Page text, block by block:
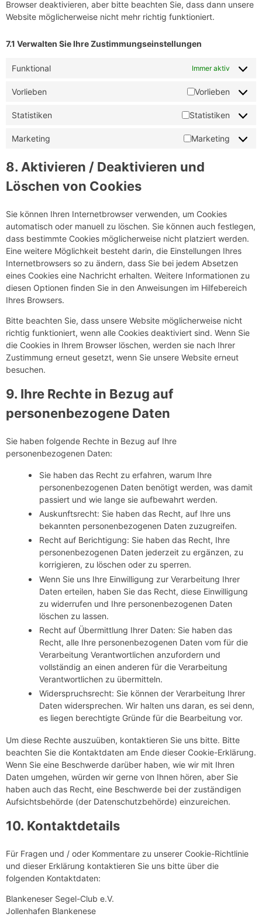
Browser deaktivieren, aber bitte beachten Sie, dass dann unsere
Website möglicherweise nicht mehr richtig funktioniert.
7.1 Verwalten Sie Ihre Zustimmungseinstellungen
Funktional Immer aktiv
Vorlieben Vorlieben
Statistiken Statistiken
Marketing Marketing
8. Aktivieren / Deaktivieren und
Löschen von Cookies
Sie können Ihren Internetbrowser verwenden, um Cookies
automatisch oder manuell zu löschen. Sie können auch festlegen,
dass bestimmte Cookies möglicherweise nicht platziert werden.
Eine weitere Möglichkeit besteht darin, die Einstellungen Ihres
Internetbrowsers so zu ändern, dass Sie bei jedem Absetzen
eines Cookies eine Nachricht erhalten. Weitere Informationen zu
diesen Optionen finden Sie in den Anweisungen im Hilfebereich
Ihres Browsers.
Bitte beachten Sie, dass unsere Website möglicherweise nicht
richtig funktioniert, wenn alle Cookies deaktiviert sind. Wenn Sie
die Cookies in Ihrem Browser löschen, werden sie nach Ihrer
Zustimmung erneut gesetzt, wenn Sie unsere Website erneut
besuchen.
9. Ihre Rechte in Bezug auf
personenbezogene Daten
Sie haben folgende Rechte in Bezug auf Ihre
personenbezogenen Daten:
Sie haben das Recht zu erfahren, warum Ihre
personenbezogenen Daten benötigt werden, was damit
passiert und wie lange sie aufbewahrt werden.
Auskunftsrecht: Sie haben das Recht, auf Ihre uns
bekannten personenbezogenen Daten zuzugreifen.
Recht auf Berichtigung: Sie haben das Recht, Ihre
personenbezogenen Daten jederzeit zu ergänzen, zu
korrigieren, zu löschen oder zu sperren.
Wenn Sie uns Ihre Einwilligung zur Verarbeitung Ihrer
Daten erteilen, haben Sie das Recht, diese Einwilligung
zu widerrufen und Ihre personenbezogenen Daten
löschen zu lassen.
Recht auf Übermittlung Ihrer Daten: Sie haben das
Recht, alle Ihre personenbezogenen Daten vom für die
Verarbeitung Verantwortlichen anzufordern und
vollständig an einen anderen für die Verarbeitung
Verantwortlichen zu übermitteln.
Widerspruchsrecht: Sie können der Verarbeitung Ihrer
Daten widersprechen. Wir halten uns daran, es sei denn,
es liegen berechtigte Gründe für die Bearbeitung vor.
Um diese Rechte auszuüben, kontaktieren Sie uns bitte. Bitte
beachten Sie die Kontaktdaten am Ende dieser Cookie-Erklärung.
Wenn Sie eine Beschwerde darüber haben, wie wir mit Ihren
Daten umgehen, würden wir gerne von Ihnen hören, aber Sie
haben auch das Recht, eine Beschwerde bei der zuständigen
Aufsichtsbehörde (der Datenschutzbehörde) einzureichen.
10. Kontaktdetails
Für Fragen und / oder Kommentare zu unserer Cookie-Richtlinie
und dieser Erklärung kontaktieren Sie uns bitte über die
folgenden Kontaktdaten:
Blankeneser Segel-Club e.V.
Jollenhafen Blankenese